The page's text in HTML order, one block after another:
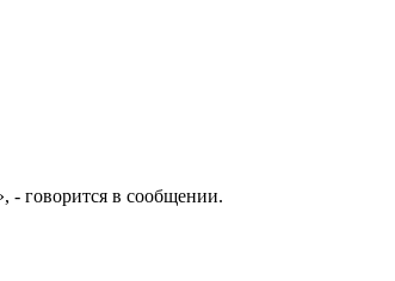
- говорится в сообщении.